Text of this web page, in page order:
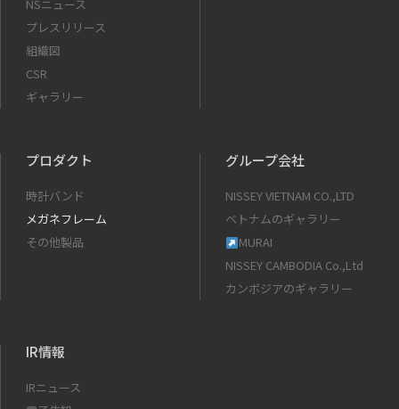
NSニュース
プレスリリース
組織図
CSR
ギャラリー
プロダクト
時計バンド
メガネフレーム
その他製品
グループ会社
NISSEY VIETNAM CO.,LTD
ベトナムのギャラリー
MURAI
NISSEY CAMBODIA Co.,Ltd
カンボジアのギャラリー
IR情報
IRニュース